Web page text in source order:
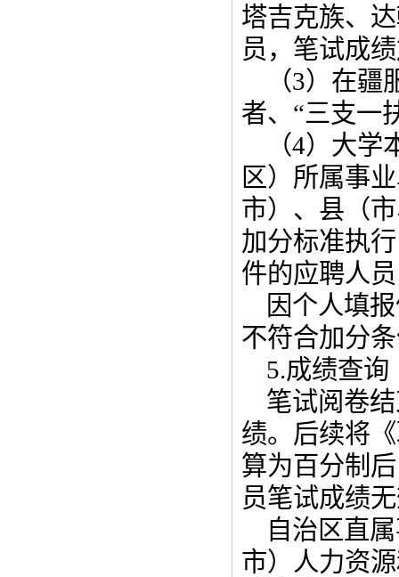
塔吉克族、
员，笔试成
（3）在
者、“三支一
（4）大
区）所属事
市）、县（
加分标准执
件的应聘人
因个人填
不符合加分
5.成绩查询
笔试阅卷
绩。后续将
算为百分制
员笔试成绩
自治区直
市）人力资